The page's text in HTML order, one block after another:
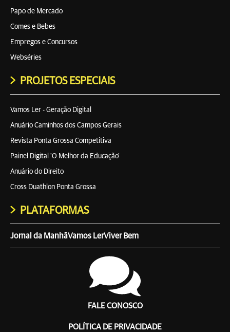
Papo de Mercado
Comes e Bebes
Empregos e Concursos
Webséries
PROJETOS ESPECIAIS
Vamos Ler - Geração Digital
Anuário Caminhos dos Campos Gerais
Revista Ponta Grossa Competitiva
Painel Digital 'O Melhor da Educação'
Anuário do Direito
Cross Duathlon Ponta Grossa
PLATAFORMAS
Jornal da ManhãVamos LerViver Bem
FALE CONOSCO
POLÍTICA DE PRIVACIDADE